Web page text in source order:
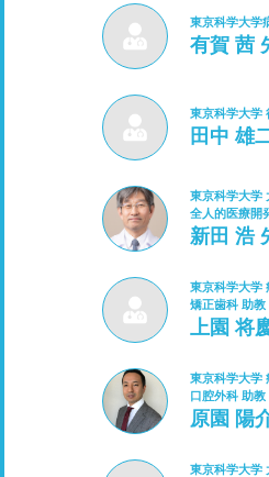
東京科学大学
有賀 茜
東京科学大学
田中 雄
東京科学大学
全人的医療開
新田 浩
東京科学大学
矯正歯科 助教
上園 将
東京科学大学
口腔外科 助教
原園 陽
東京科学大学